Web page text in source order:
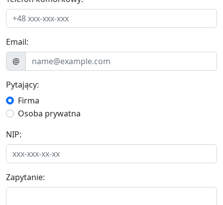
Email:
@
Pytający:
Firma
Osoba prywatna
NIP:
Zapytanie: